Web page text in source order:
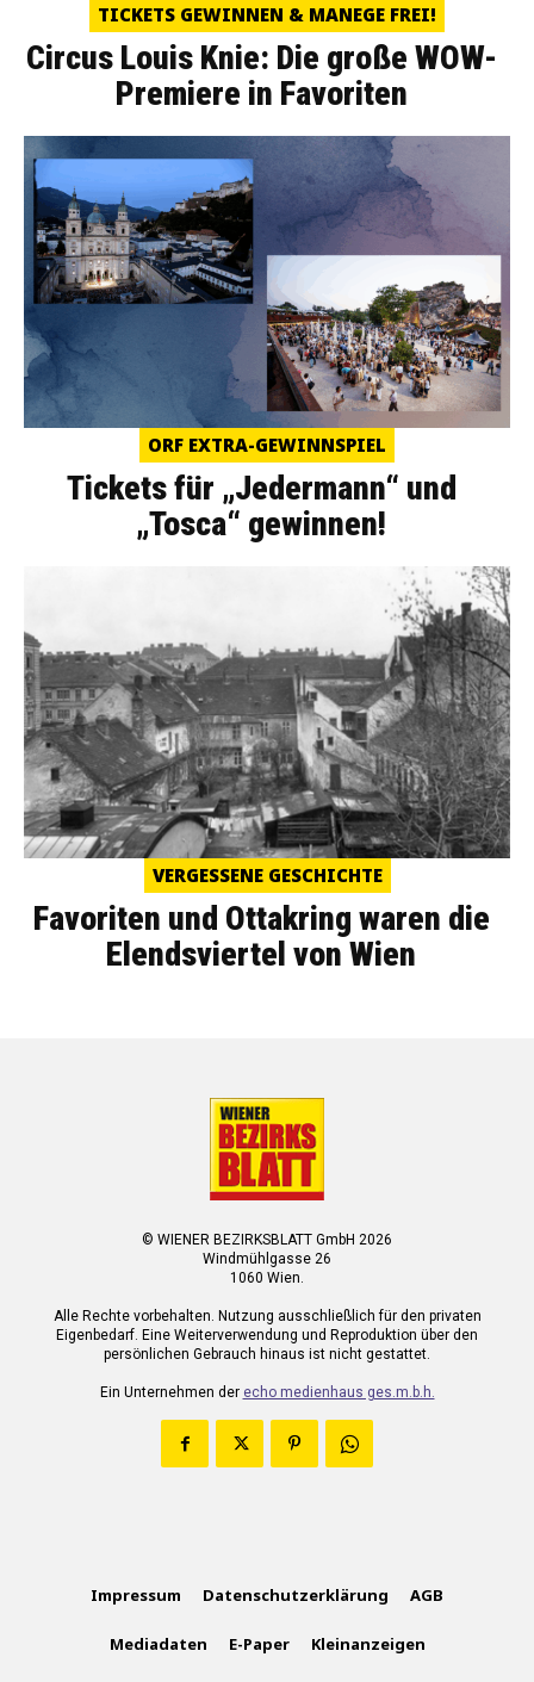
TICKETS GEWINNEN & MANEGE FREI!
Circus Louis Knie: Die große WOW-
Premiere in Favoriten
ORF EXTRA-GEWINNSPIEL
Tickets für „Jedermann“ und
„Tosca“ gewinnen!
VERGESSENE GESCHICHTE
Favoriten und Ottakring waren die
Elendsviertel von Wien
© WIENER BEZIRKSBLATT GmbH 2026
Windmühlgasse 26
1060 Wien.
Alle Rechte vorbehalten. Nutzung ausschließlich für den privaten
Eigenbedarf. Eine Weiterverwendung und Reproduktion über den
persönlichen Gebrauch hinaus ist nicht gestattet.
Ein Unternehmen der echo medienhaus ges.m.b.h.
Impressum Datenschutzerklärung AGB
Mediadaten E-Paper Kleinanzeigen